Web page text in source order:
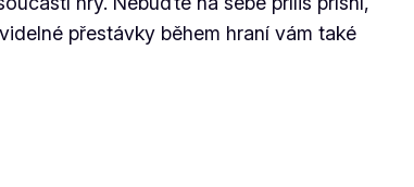
přestávky během hraní vám také